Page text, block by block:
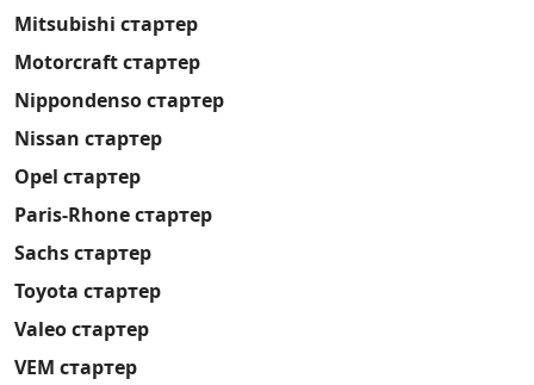
Mitsubishi стартер
Motorcraft стартер
Nippondenso стартер
Nissan стартер
Opel стартер
Paris-Rhone стартер
Sachs стартер
Toyota стартер
Valeo стартер
VEM стартер